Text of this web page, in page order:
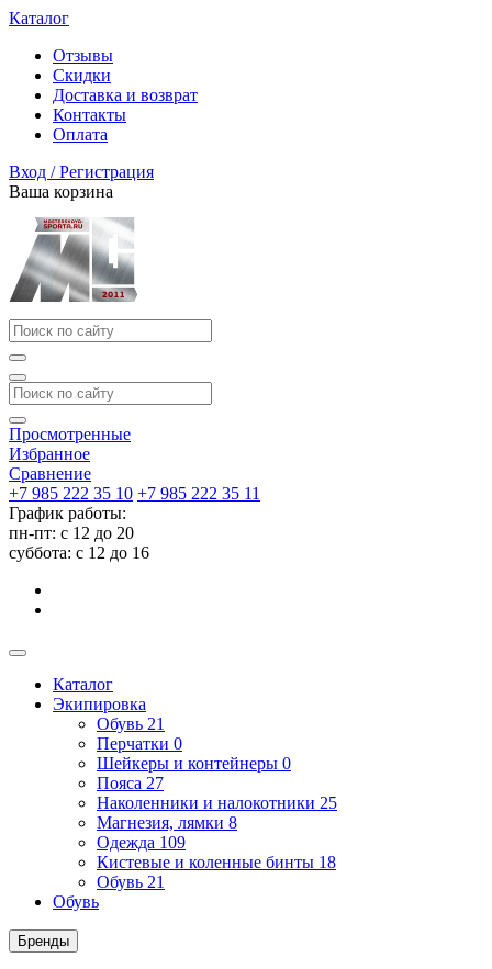
Каталог
Отзывы
Скидки
Доставка и возврат
Контакты
Оплата
Вход / Регистрация
Ваша корзина
Просмотренные
Избранное
Сравнение
+7 985 222 35 10 +7 985 222 35 11
График работы:
пн-пт: с 12 до 20
суббота: c 12 до 16
Каталог
Экипировка
Обувь 21
Перчатки 0
Шейкеры и контейнеры 0
Пояса 27
Наколенники и налокотники 25
Магнезия, лямки 8
Одежда 109
Кистевые и коленные бинты 18
Обувь 21
Обувь
Бренды